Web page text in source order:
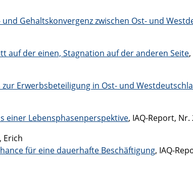
Gehaltskonvergenz zwischen Ost- und
auf der einen, Stagnation auf der anderen Seite
Erwerbsbeteiligung in Ost- und
einer Lebensphasenperspektive, IAQ-Report, Nr.
Erich
für eine dauerhafte Beschäftigung, IAQ-